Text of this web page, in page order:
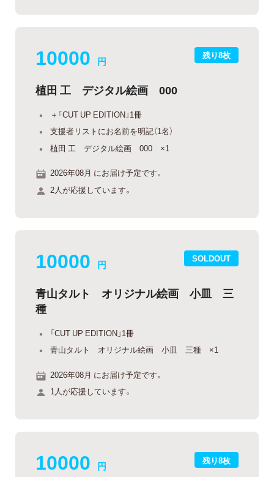
残り8枚
10000 円
植田 工 デジタル絵画 000
＋「CUT UP EDITION」1冊
支援者リストにお名前を明記（1名）
植田 工 デジタル絵画 000 ×1
2026年08月 にお届け予定です。
2人が応援しています。
SOLDOUT
10000 円
青山タルト オリジナル絵画 小皿 三
種
「CUT UP EDITION」1冊
青山タルト オリジナル絵画 小皿 三種 ×1
2026年08月 にお届け予定です。
1人が応援しています。
残り8枚
10000 円